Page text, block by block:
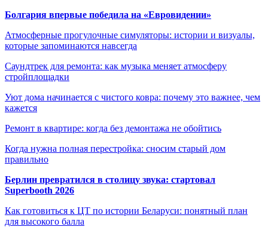
Болгария впервые победила на «Евровидении»
Атмосферные прогулочные симуляторы: истории и визуалы,
которые запоминаются навсегда
Саундтрек для ремонта: как музыка меняет атмосферу
стройплощадки
Уют дома начинается с чистого ковра: почему это важнее, чем
кажется
Ремонт в квартире: когда без демонтажа не обойтись
Когда нужна полная перестройка: сносим старый дом
правильно
Берлин превратился в столицу звука: стартовал
Superbooth 2026
Как готовиться к ЦТ по истории Беларуси: понятный план
для высокого балла